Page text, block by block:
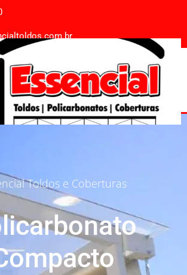
Toldos e Coberturas